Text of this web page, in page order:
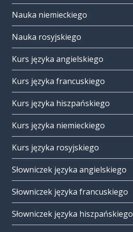
Nauka niemieckiego
Nauka rosyjskiego
Kurs języka angielskiego
Kurs języka francuskiego
Kurs języka hiszpańskiego
Kurs języka niemieckiego
Kurs języka rosyjskiego
Słowniczek języka angielskiego
Słowniczek języka francuskiego
Słowniczek języka hiszpańskiego